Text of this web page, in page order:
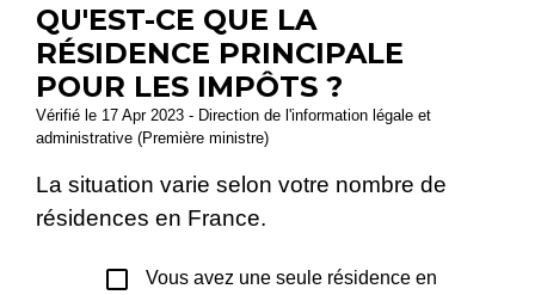
QU'EST-CE QUE LA
RÉSIDENCE PRINCIPALE
POUR LES IMPÔTS ?
Vérifié le 17 Apr 2023 - Direction de l'information légale et
administrative (Première ministre)
La situation varie selon votre nombre de
résidences en France.
check_box_outline_blank
Vous avez une seule résidence en